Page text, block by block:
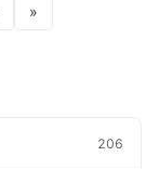
»
206